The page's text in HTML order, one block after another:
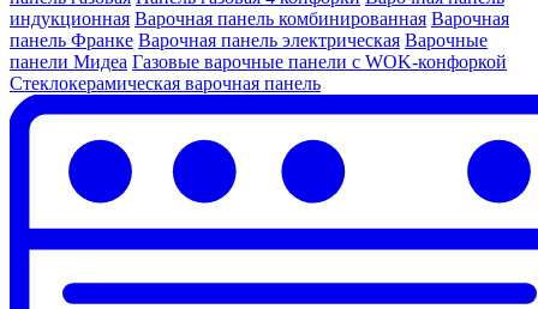
индукционная Варочная панель комбинированная Варочная
панель Франке Варочная панель электрическая Варочные
панели Мидеа Газовые варочные панели с WOK-конфоркой
Стеклокерамическая варочная панель